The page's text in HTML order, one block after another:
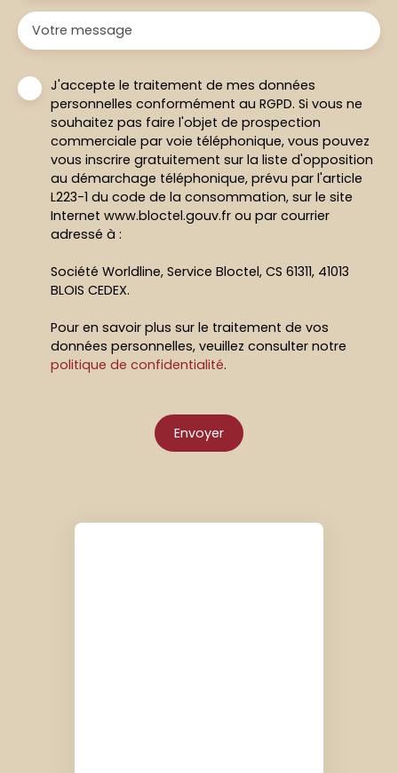
Votre message
J'accepte le traitement de mes données
personnelles conformément au RGPD. Si vous ne
souhaitez pas faire l'objet de prospection
commerciale par voie téléphonique, vous pouvez
vous inscrire gratuitement sur la liste d'opposition
au démarchage téléphonique, prévu par l'article
L223-1 du code de la consommation, sur le site
Internet www.bloctel.gouv.fr ou par courrier
adressé à :
Société Worldline, Service Bloctel, CS 61311, 41013
BLOIS CEDEX.
Pour en savoir plus sur le traitement de vos
données personnelles, veuillez consulter notre
politique de confidentialité.
Envoyer